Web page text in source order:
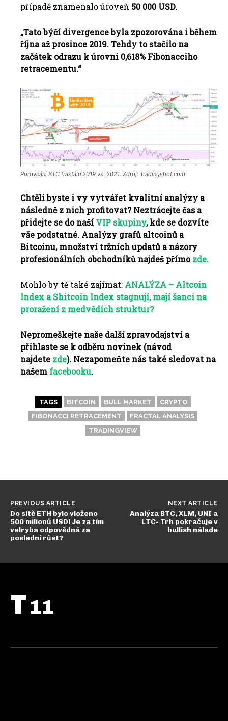
případě znamenalo úroveň 50 000 USD.
„Tato býčí divergence byla zpozorována i během
října až prosince 2019. Tehdy to stačilo na
začátek odrazu k úrovni 0,618% Fibonacciho
retracementu.“
Porovnání BTC fraktálu 2019 vs. 2021. Zdroj: Tradingshot.com
Chtěli byste i vy vytvářet kvalitní analýzy a
následně z nich profitovat?Neztrácejte čas a
přidejte se do naší VIP skupiny, kde se dozvíte
vše podstatné. Analýzy grafů altcoinů a
Bitcoinu, množství tržních updatů a názory
profesionálních obchodníků najdeš přímozde.
Mohlo by tě také zajímat: ANALÝZA – Altcoin
Index a Shitcoin Index stagnují, mají šanci na
proražení z medvědích struktur?
Nepromeškejte naše další zpravodajství a
přihlaste se k odběru novinek (návod
najdete zde). Nezapomeňte nás také sledovat na
našem facebooku.
TAGS BITCOIN BULL MARKET
CRYPTO
FIBONACCI RETRACEMENT
FRACTAL ANALYSIS
TRADINGVIEW
PREVIOUS ARTICLE
Do sítě ETH bylo vloženo
500 milionů USD! Je za tím
velryba odpovědná za
poslední růst?
NEXT ARTICLE
Analýza BTC, XLM, UNI a
LTC- Trh pokračuje v
bullish nálade
T 11